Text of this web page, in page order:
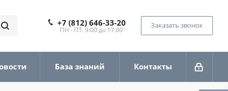
+7 (812) 646-33-20
ПН - ПТ: 9:00 до 17:00
Заказать звонок
База знаний Контакты